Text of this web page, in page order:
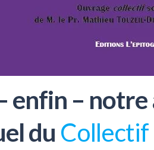
enfin –
du Collectif